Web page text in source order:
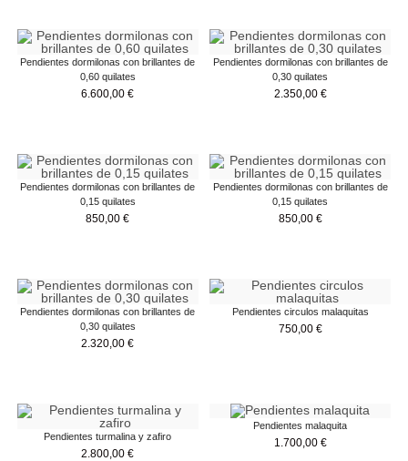
Pendientes dormilonas con brillantes de
0,60 quilates
6.600,00€
Pendientes dormilonas con brillantes de
0,30 quilates
2.350,00 €
Pendientes dormilonas con brillantes de
0,15 quilates
850,00€
Pendientes dormilonas con brillantes de
0,15 quilates
850,00 €
Pendientes dormilonas con brillantes de
0,30 quilates
2.320,00€
Pendientes circulos malaquitas
750,00 €
Pendientes turmalina y zafiro
2.800,00€
Pendientes malaquita
1.700,00 €